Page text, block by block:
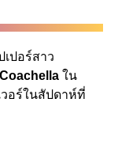
เปอร์สาว
Coachella ใน
อร์ในสัปดาห์ที่